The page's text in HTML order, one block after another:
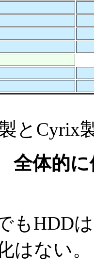
とCyrix
体的に
もHDD
はない。